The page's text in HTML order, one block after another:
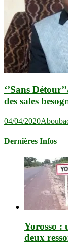
‘’Sans
des sales
04/04/2020
Dernières Infos
Yorosso :
deux